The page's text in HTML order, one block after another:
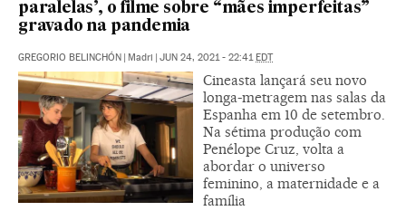
paralelas’, o filme sobre “mães imperfeitas”
gravado na pandemia
GREGORIO BELINCHÓN Madri JUN 24, 2021 - 22:41 EDT
Cineasta lançará seu novo
longa-metragem nas salas da
Espanha em 10 de setembro.
Na sétima produção com
Penélope Cruz, volta a
abordar o universo
feminino, a maternidade e a
família